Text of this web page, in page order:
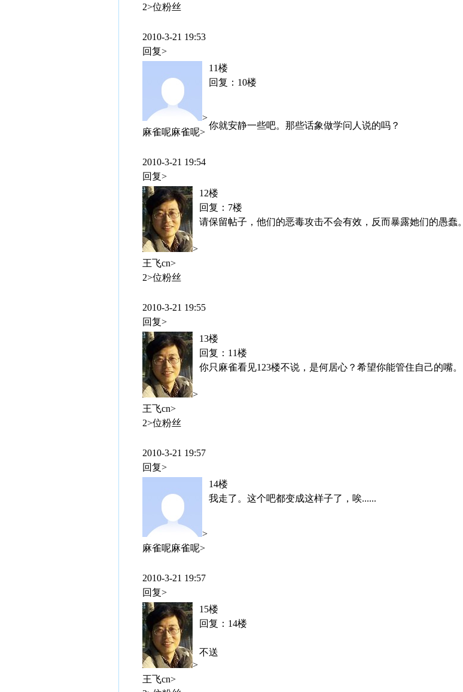
2>位粉丝
2010-3-21 19:53
回复>
>
麻雀呢麻雀呢>
11楼
回复：10楼
你就安静一些吧。那些话象做学问人说的吗？
2010-3-21 19:54
回复>
>
王飞cn>
2>位粉丝
12楼
回复：7楼
请保留帖子，他们的恶毒攻击不会有效，反而暴露她们的愚蠢。
2010-3-21 19:55
回复>
>
王飞cn>
2>位粉丝
13楼
回复：11楼
你只麻雀看见123楼不说，是何居心？希望你能管住自己的嘴。
2010-3-21 19:57
回复>
>
麻雀呢麻雀呢>
14楼
我走了。这个吧都变成这样子了，唉......
2010-3-21 19:57
回复>
>
王飞cn>
15楼
回复：14楼
不送